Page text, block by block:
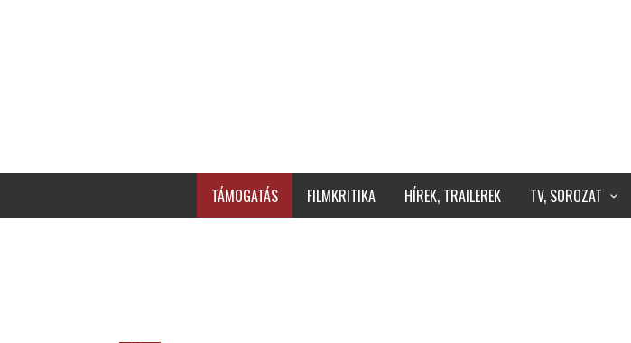
TÁMOGATÁS FILMKRITIKA HÍREK, TRAILEREK TV, SOROZAT